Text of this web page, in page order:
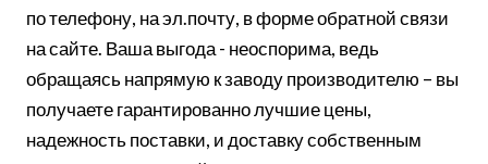
по телефону, на эл.почту, в форме обратной связи
на сайте. Ваша выгода - неоспорима, ведь
обращаясь напрямую к заводу производителю – вы
получаете гарантированно лучшие цены,
надежность поставки, и доставку собственным